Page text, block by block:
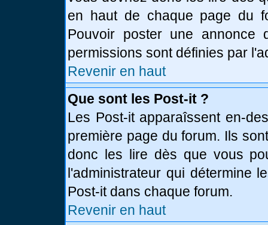
en haut de chaque page du
Pouvoir poster une annonce
permissions sont définies par
Revenir en haut
Que sont les Post-it ?
Les Post-it apparaîssent en-
première page du forum. Ils
donc les lire dès que vous
l'administrateur qui détermine
Post-it dans chaque forum.
Revenir en haut